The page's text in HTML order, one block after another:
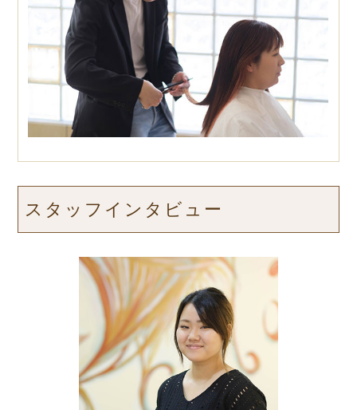
スタッフインタビュー